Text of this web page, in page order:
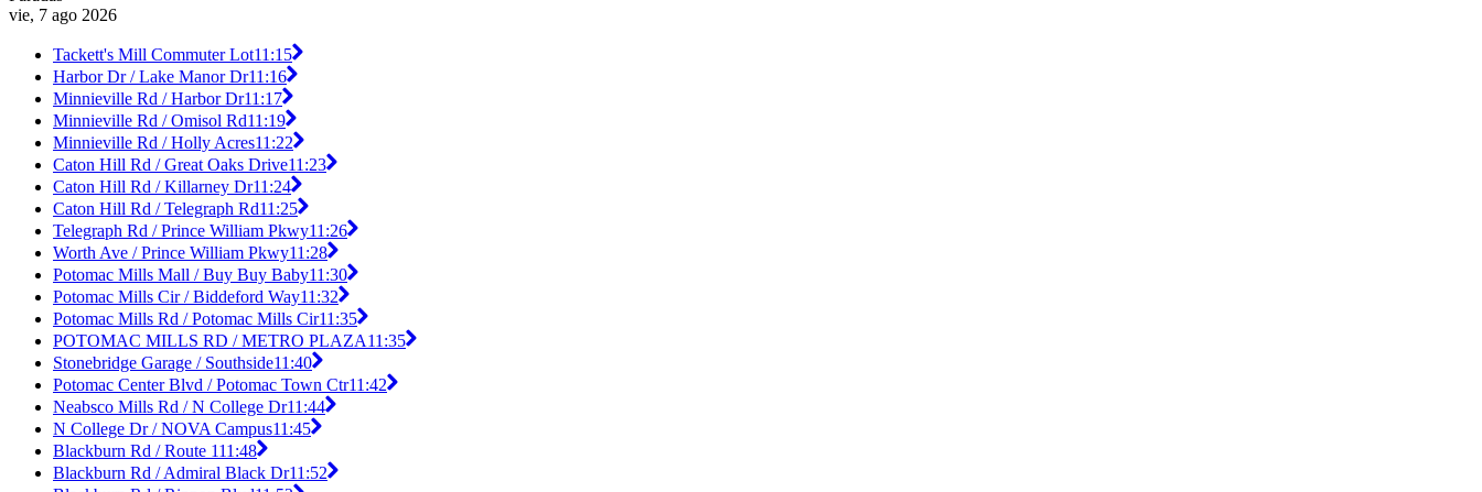
vie, 7 ago 2026
Tackett's Mill Commuter Lot11:15
Harbor Dr / Lake Manor Dr11:16
Minnieville Rd / Harbor Dr11:17
Minnieville Rd / Omisol Rd11:19
Minnieville Rd / Holly Acres11:22
Caton Hill Rd / Great Oaks Drive11:23
Caton Hill Rd / Killarney Dr11:24
Caton Hill Rd / Telegraph Rd11:25
Telegraph Rd / Prince William Pkwy11:26
Worth Ave / Prince William Pkwy11:28
Potomac Mills Mall / Buy Buy Baby11:30
Potomac Mills Cir / Biddeford Way11:32
Potomac Mills Rd / Potomac Mills Cir11:35
POTOMAC MILLS RD / METRO PLAZA11:35
Stonebridge Garage / Southside11:40
Potomac Center Blvd / Potomac Town Ctr11:42
Neabsco Mills Rd / N College Dr11:44
N College Dr / NOVA Campus11:45
Blackburn Rd / Route 111:48
Blackburn Rd / Admiral Black Dr11:52